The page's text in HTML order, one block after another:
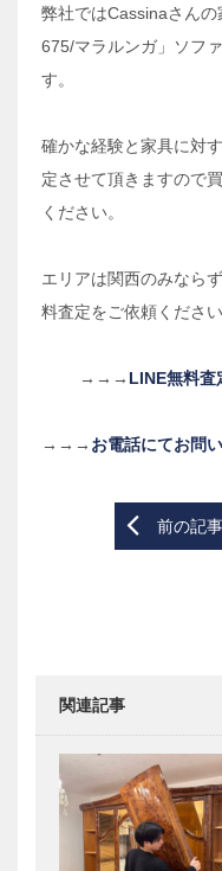
弊社ではCassinaさん
675/マラルンガ」ソフ
す。
確かな経験と家具に対
定させて頂きますので
ください。
エリアは関西のみなら
料査定をご依頼ください
→→→ LINE無料査
→→→ お電話にてお問
navigation
前の記事
関連記事